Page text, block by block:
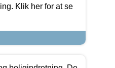
Klik her for at se